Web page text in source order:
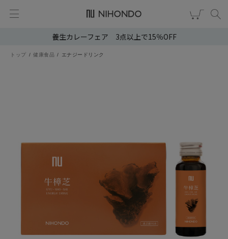
養生カレーフェア 3点以上で15％OFF
トップ 健康食品 エナジードリンク
新規会員登録 ログイン
スキンケア
ヘア・ボディケア
ブランドから選ぶ